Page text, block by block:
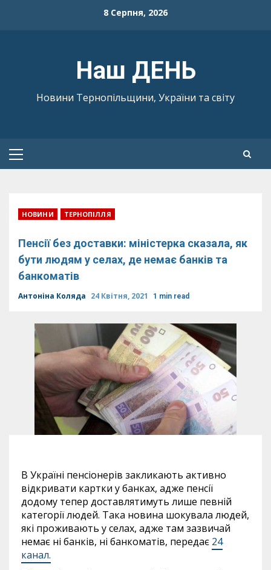
8 Серпня, 2026
Наш ДЕНЬ
Новини Тернопільщини, України та світу
Primary
НОВИНИ ТЕРНОПІЛЛЯ
Пенсії без доставки: міністерка сказала, як
бути людям у селах, де немає банків та
банкоматів
Антоніна Коляда 24 Квітня, 2021 1 min read
В Україні пенсіонерів закликають активно
відкривати картки у банках, адже пенсії
додому тепер доставлятимуть лише певній
категорії людей. Така новина шокувала людей,
які проживають у селах, адже там зазвичай
немає ні банків, ні банкоматів, передає 24
канал.